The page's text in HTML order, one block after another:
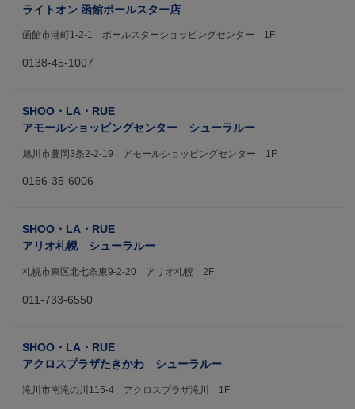
ライトオン 函館ポールスター店
函館市港町1-2-1 ポールスターショッピングセンター 1F
0138-45-1007
SHOO・LA・RUE
アモールショッピングセンター シューラルー
旭川市豊岡3条2-2-19 アモールショッピングセンター 1F
0166-35-6006
SHOO・LA・RUE
アリオ札幌 シューラルー
札幌市東区北七条東9-2-20 アリオ札幌 2F
011-733-6550
SHOO・LA・RUE
アクロスプラザたきかわ シューラルー
滝川市南滝の川115-4 アクロスプラザ滝川 1F